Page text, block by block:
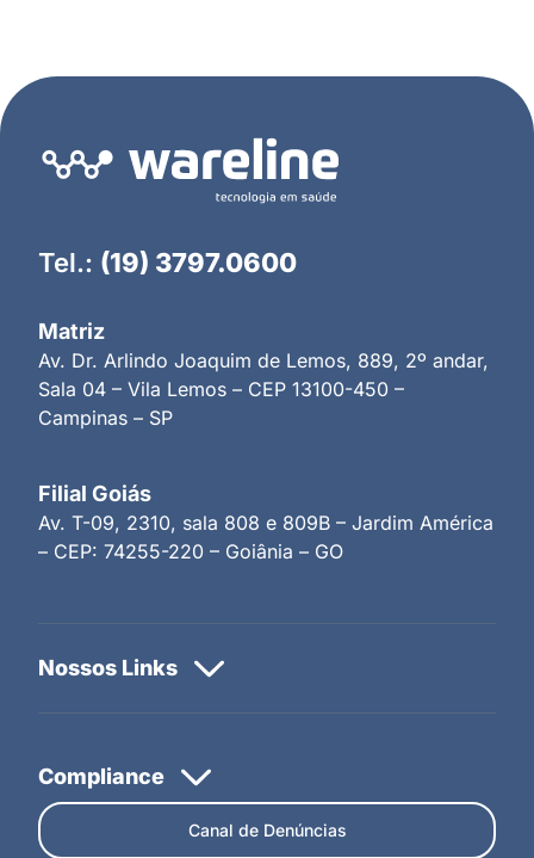
Tel.: (19) 3797.0600
Matriz
Av. Dr. Arlindo Joaquim de Lemos, 889, 2º andar,
Sala 04 – Vila Lemos – CEP 13100-450 –
Campinas – SP
Filial Goiás
Av. T-09, 2310, sala 808 e 809B – Jardim América
– CEP: 74255-220 – Goiânia – GO
Canal de Denúncias